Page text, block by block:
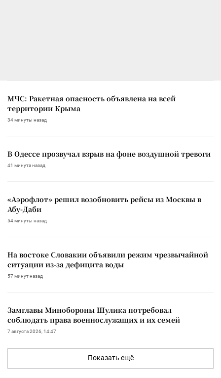
МЧС: Ракетная опасность объявлена на всей
территории Крыма
34 минуты назад
В Одессе прозвучал взрыв на фоне воздушной тревоги
41 минута назад
«Аэрофлот» решил возобновить рейсы из Москвы в
Абу-Даби
54 минуты назад
На востоке Словакии объявили режим чрезвычайной
ситуации из-за дефицита воды
57 минут назад
Замглавы Минобороны Шулика потребовал
соблюдать права военнослужащих и их семей
7 августа 2026, 14:47
Показать ещё